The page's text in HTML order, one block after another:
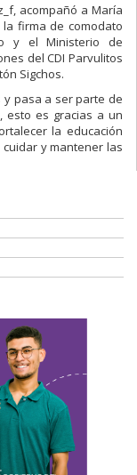
acompañó a María
la firma de comodato
y el Ministerio de
del CDI Parvulitos
Sigchos.
y pasa a ser parte de
esto es gracias a un
la educación
y mantener las